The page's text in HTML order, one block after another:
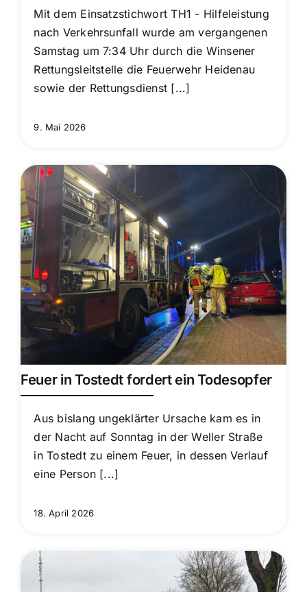
Mit dem Einsatzstichwort TH1 - Hilfeleistung
nach Verkehrsunfall wurde am vergangenen
Samstag um 7:34 Uhr durch die Winsener
Rettungsleitstelle die Feuerwehr Heidenau
sowie der Rettungsdienst [...]
9. Mai 2026
Feuer in Tostedt fordert ein Todesopfer
Aus bislang ungeklärter Ursache kam es in
der Nacht auf Sonntag in der Weller Straße
in Tostedt zu einem Feuer, in dessen Verlauf
eine Person [...]
18. April 2026